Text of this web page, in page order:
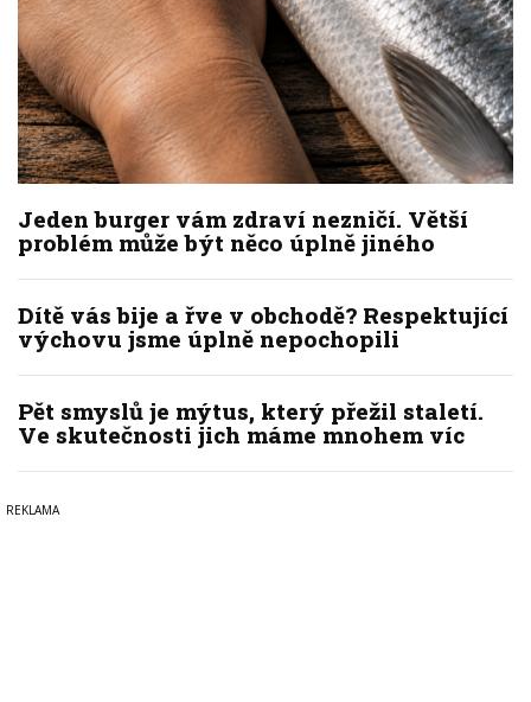
Jeden burger vám zdraví nezničí. Větší
problém může být něco úplně jiného
Dítě vás bije a řve v obchodě? Respektující
výchovu jsme úplně nepochopili
Pět smyslů je mýtus, který přežil staletí.
Ve skutečnosti jich máme mnohem víc